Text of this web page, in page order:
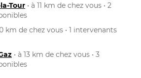
Tour • à 11 km de chez vous • 2
km de chez vous • 1 intervenants
• à 13 km de chez vous • 3